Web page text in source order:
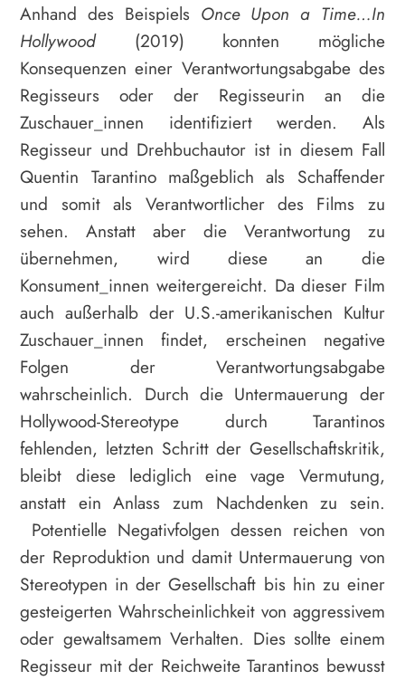
Anhand des Beispiels OnceUpon a Time…In
Hollywood(2019) konnten mögliche
Konsequenzen einer Verantwortungsabgabe des
Regisseurs oder der Regisseurin an die
Zuschauer_innen identifiziert werden. Als
Regisseur und Drehbuchautor ist in diesem Fall
Quentin Tarantino maßgeblich als Schaffender
und somit als Verantwortlicher des Films zu
sehen. Anstatt aber die Verantwortung zu
übernehmen, wird diese an die
Konsument_innen weitergereicht. Da dieser Film
auch außerhalb der U.S.-amerikanischen Kultur
Zuschauer_innen findet, erscheinen negative
Folgen der Verantwortungsabgabe
wahrscheinlich. Durch die Untermauerung der
Hollywood-Stereotype durch Tarantinos
fehlenden, letzten Schritt der Gesellschaftskritik,
bleibt diese lediglich eine vage Vermutung,
anstatt ein Anlass zum Nachdenken zu sein.
Potentielle Negativfolgen dessen reichen von
der Reproduktion und damit Untermauerung von
Stereotypen in der Gesellschaft bis hin zu einer
gesteigerten Wahrscheinlichkeit von aggressivem
oder gewaltsamem Verhalten. Dies sollte einem
Regisseur mit der Reichweite Tarantinos bewusst